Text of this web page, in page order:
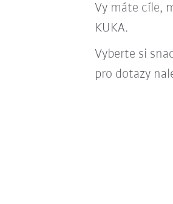
Vy máte cíle,
KUKA.
Vyberte si
pro dotazy